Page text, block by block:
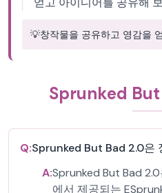
💡창작물을 공유하고 영감을
Sprunked But
Q:Sprunked But Bad 2.0은
A:Sprunked But Bad
에서 제공되는